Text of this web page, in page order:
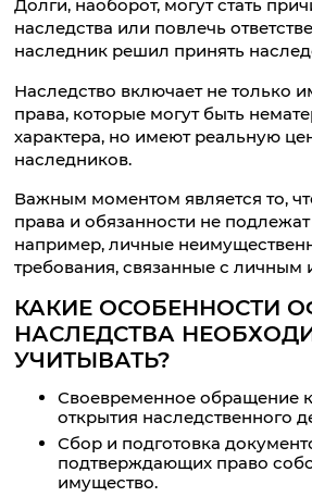
Долги, наоборот, могут стать
наследства или повлечь
наследник решил принять
Наследство включает не только
права, которые могут быть
характера, но имеют реальную
наследников.
Важным моментом является то,
права и обязанности не
например, личные
требования, связанные с личным
КАКИЕ ОСОБЕННОСТИ
НАСЛЕДСТВА
УЧИТЫВАТЬ?
Своевременное обращение
открытия наследственного
Сбор и подготовка
подтверждающих право
имущество.